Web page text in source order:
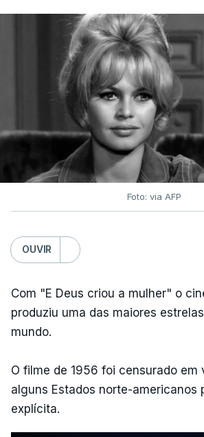
Foto: via AFP
OUVIR
Com "E Deus criou a mulher" o
produziu uma das maiores
mundo.
O filme de 1956 foi censurado em
alguns Estados norte-americanos
explícita.